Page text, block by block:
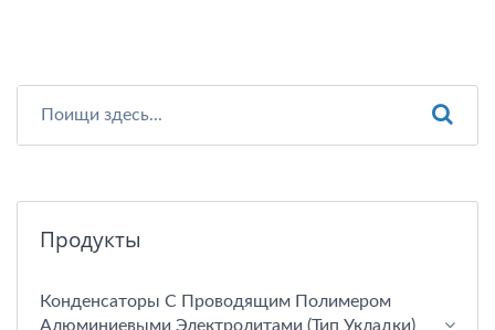
Продукты
Конденсаторы С Проводящим Полимером
Алюминиевыми Электролитами (тип Укладки)